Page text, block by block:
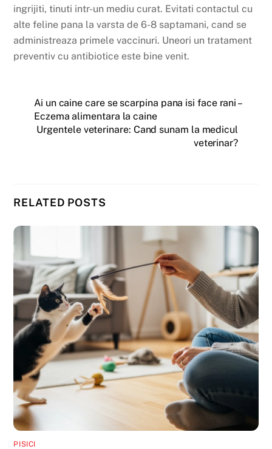
ingrijiti, tinuti intr-un mediu curat. Evitati contactul cu
alte feline pana la varsta de 6-8 saptamani, cand se
administreaza primele vaccinuri. Uneori un tratament
preventiv cu antibiotice este bine venit.
Ai un caine care se scarpina pana isi face rani –
Eczema alimentara la caine
Urgentele veterinare: Cand sunam la medicul
veterinar?
RELATED POSTS
PISICI